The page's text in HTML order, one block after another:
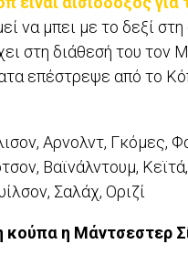
να μπει με το δεξί στη
στη διάθεσή του τον
επέστρεψε από το
Αρνολντ, Γκόμες,
Βαϊνάλντουμ, Κεϊτά,
Σαλάχ, Οριζί
κούπα η Μάντσεστερ